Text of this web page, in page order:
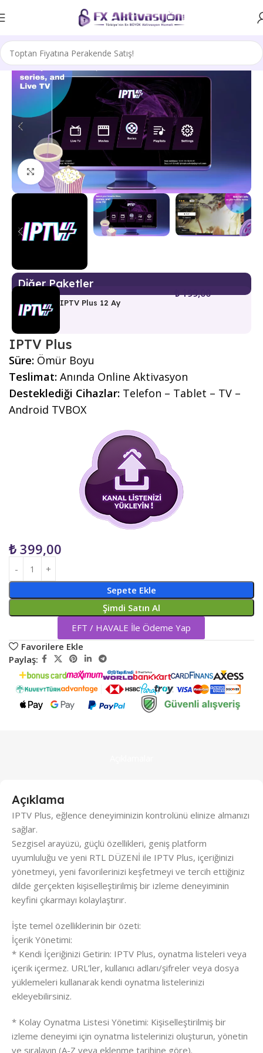
Büyütmek için tıklayın
Diğer Paketler
IPTV Plus 12 Ay
₺199,00
IPTV Plus
Süre: Ömür Boyu
Teslimat: Anında Online Aktivasyon
Desteklediği Cihazlar: Telefon – Tablet – TV –
Android TVBOX
₺ 399,00
Sepete Ekle
Şimdi Satın Al
EFT / HAVALE İle Ödeme Yap
Favorilere Ekle
Paylaş:
Açıklama
IPTV Plus, eğlence deneyiminizin kontrolünü elinize almanızı
sağlar.
Sezgisel arayüzü, güçlü özellikleri, geniş platform
uyumluluğu ve yeni RTL DÜZENİ ile IPTV Plus, içeriğinizi
yönetmeyi, yeni favorilerinizi keşfetmeyi ve tercih ettiğiniz
dilde gerçekten kişiselleştirilmiş bir izleme deneyiminin
keyfini çıkarmayı kolaylaştırır.
İşte temel özelliklerinin bir özeti:
İçerik Yönetimi:
* Kendi İçeriğinizi Getirin: IPTV Plus, oynatma listeleri veya
içerik içermez. URL’ler, kullanıcı adları/şifreler veya dosya
yüklemeleri kullanarak kendi oynatma listelerinizi
ekleyebilirsiniz.
* Kolay Oynatma Listesi Yönetimi: Kişiselleştirilmiş bir
izleme deneyimi için oynatma listelerinizi oluşturun, yönetin
ve sıralayın (A-Z veya eklenme tarihine göre).